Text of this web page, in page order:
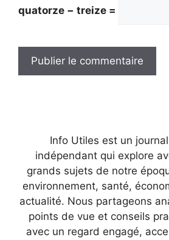
quatorze − treize =
Info Utiles est un
indépendant qui explore
grands sujets de notre
environnement, santé,
actualité. Nous partageons
points de vue et conseils
avec un regard engagé,